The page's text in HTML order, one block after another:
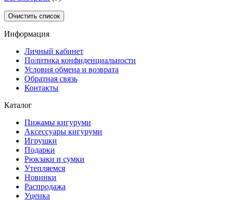
Очистить список
Информация
Личный кабинет
Политика конфиденциальности
Условия обмена и возврата
Обратная связь
Контакты
Каталог
Пижамы кигуруми
Аксессуары кигуруми
Игрушки
Подарки
Рюкзаки и сумки
Утепляемся
Новинки
Распродажа
Уценка